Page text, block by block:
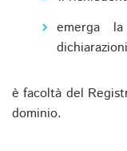
emerga
è facoltà del
dominio.